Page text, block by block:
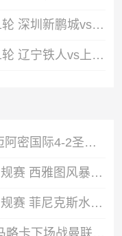
2026年08月02日 中超第21轮 深圳新鹏城vs重庆铜梁龙 全场录像
2026年08月02日 中超第21轮 辽宁铁人vs上海申花 全场录像
2026年08月06日 联盟杯-迈阿密国际4-2圣路易斯 梅西2射1传 阿伦助攻戴帽
2026年08月06日 WNBA常规赛 西雅图风暴 86 - 92 纽约自由人 全场集锦
2026年08月06日 WNBA常规赛 菲尼克斯水星 82 - 96 亚特兰大梦想 全场集锦
2026年08月06日 巴黎0-3马略卡下场战曼联 巴黎全场控球近6成+8射3正未果